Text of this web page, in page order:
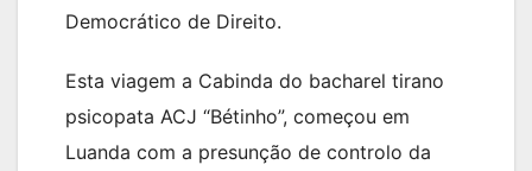
Democrático de Direito.
Esta viagem a Cabinda do bacharel tirano
psicopata ACJ “Bétinho”, começou em
Luanda com a presunção de controlo da